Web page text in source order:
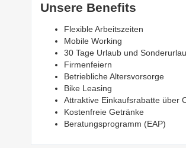
Unsere Benefits
Flexible Arbeitszeiten
Mobile Working
30 Tage Urlaub und
Firmenfeiern
Betriebliche Altersvorsorge
Bike Leasing
Attraktive Einkaufsrabatte über
Kostenfreie Getränke
Beratungsprogramm (EAP)